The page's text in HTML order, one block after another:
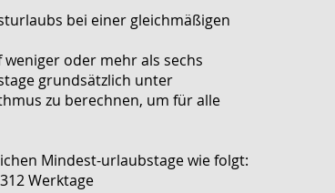
bei einer gleichmäßigen
oder mehr als sechs
grundsätzlich unter
zu berechnen, um für alle
Mindest-urlaubstage wie folgt:
Werktage